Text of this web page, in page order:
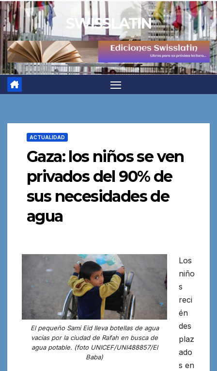
Saltar
al
contenido
SWISSLATIN
ACTUALIDAD
Gaza: los niños se ven
privados del 90% de
sus necesidades de
agua
El pequeño Sami Eid lleva botellas de agua
vacías por la ciudad de Rafah en busca de
agua potable. (foto UNICEF/UNI488857/El
Baba)
Los
niño
s
reci
én
des
plaz
ado
s en